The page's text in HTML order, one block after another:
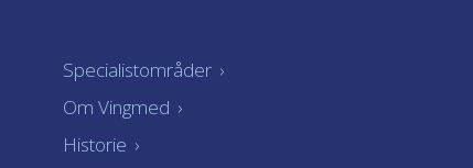
Specialistområder ›
Om Vingmed ›
Historie ›